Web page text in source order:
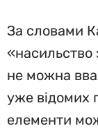
За словами
«насильство
не можна
уже відомих
елементи